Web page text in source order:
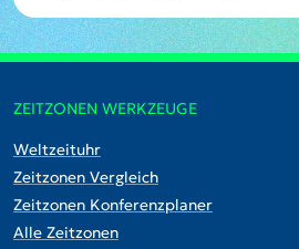
ZEITZONEN WERKZEUGE
Weltzeituhr
Zeitzonen Vergleich
Zeitzonen Konferenzplaner
Alle Zeitzonen